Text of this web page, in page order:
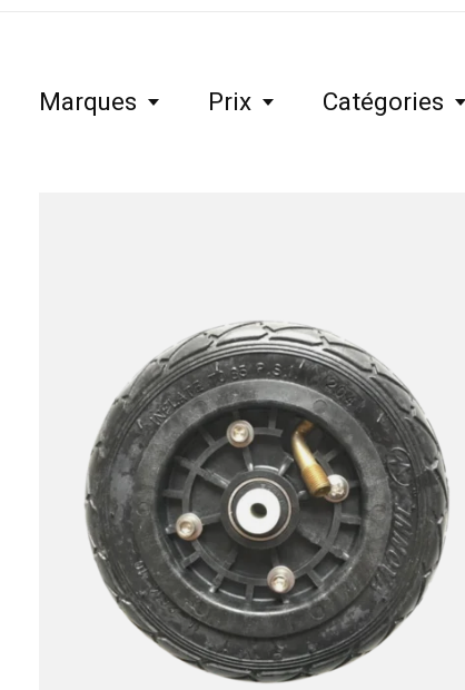
Marques Prix Catégories